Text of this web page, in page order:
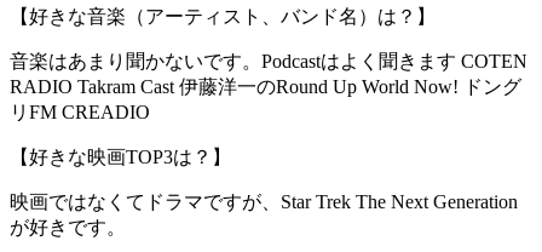
【好きな音楽（アーティスト、バンド名）は？】
音楽はあまり聞かないです。Podcastはよく聞きます COTEN
RADIO Takram Cast 伊藤洋一のRound Up World Now! ドング
リFM CREADIO
【好きな映画TOP3は？】
映画ではなくてドラマですが、Star Trek The Next Generation
が好きです。